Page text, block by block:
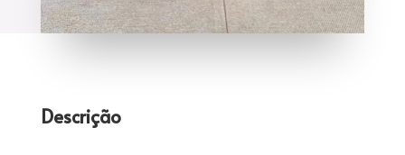
Descrição